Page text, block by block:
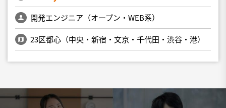
開発エンジニア（オープン・WEB系）
23区都心（中央・新宿・文京・千代田・渋谷・港）